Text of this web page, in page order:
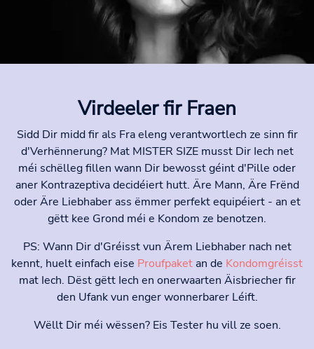
Virdeeler fir Fraen
Sidd Dir midd fir als Fra eleng verantwortlech ze sinn fir
d'Verhënnerung? Mat MISTER SIZE musst Dir Iech net
méi schëlleg fillen wann Dir bewosst géint d'Pille oder
aner Kontrazeptiva decidéiert hutt. Äre Mann, Äre Frënd
oder Äre Liebhaber ass ëmmer perfekt equipéiert - an et
gëtt kee Grond méi e Kondom ze benotzen.
PS: Wann Dir d'Gréisst vun Ärem Liebhaber nach net
kennt, huelt einfach eise Proufpaket an de Kondomgréisst
mat Iech. Dëst gëtt Iech en onerwaarten Äisbriecher fir
den Ufank vun enger wonnerbarer Léift.
Wëllt Dir méi wëssen? Eis Tester hu vill ze soen.